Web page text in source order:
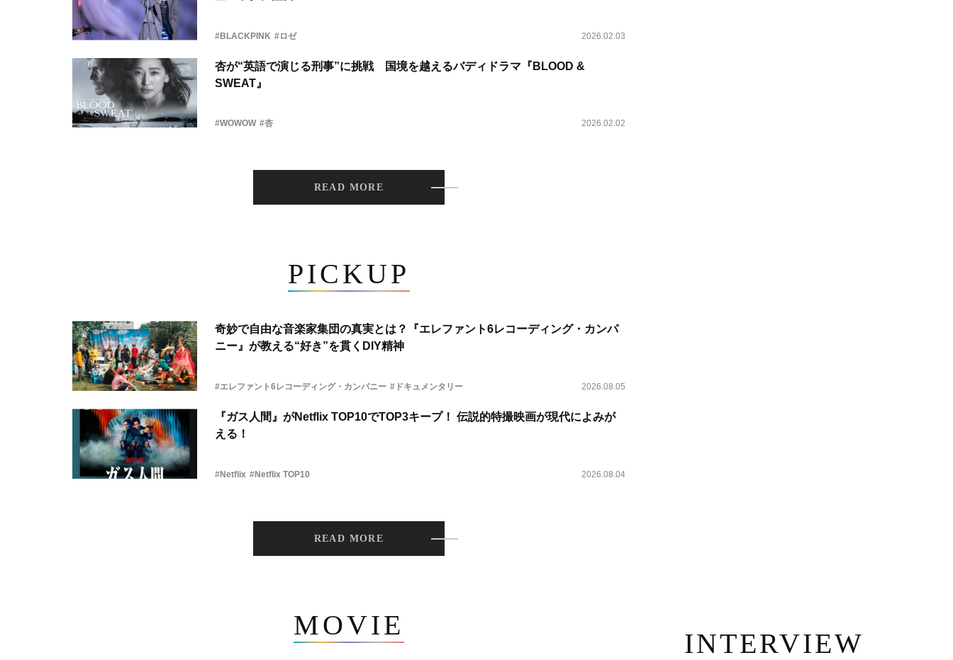
#BLACKPINK #ロゼ 2026.02.03
杏が“英語で演じる刑事”に挑戦 国境を越えるバディドラマ『BLOOD &
SWEAT』
#WOWOW #杏 2026.02.02
READ MORE
PICKUP
奇妙で自由な音楽家集団の真実とは？『エレファント6レコーディング・カンパ
ニー』が教える“好き”を貫くDIY精神
#エレファント6レコーディング・カンパニー #ドキュメンタリー 2026.08.05
『ガス人間』がNetflix TOP10でTOP3キープ！ 伝説的特撮映画が現代によみが
える！
#Netflix #Netflix TOP10 2026.08.04
READ MORE
MOVIE
INTERVIEW